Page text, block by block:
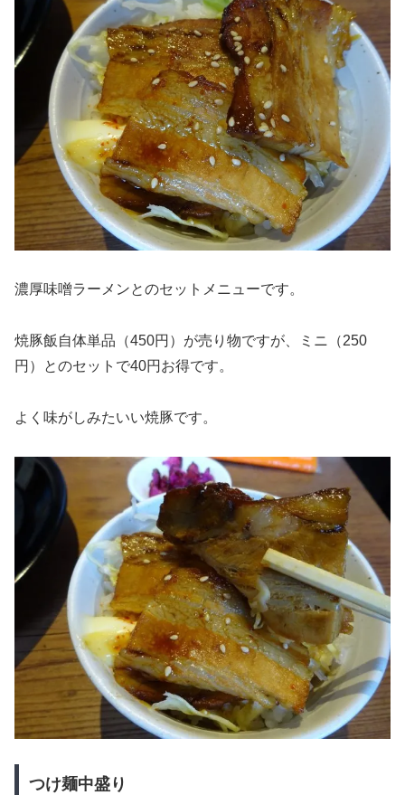
濃厚味噌ラーメンとのセットメニューです。
焼豚飯自体単品（450円）が売り物ですが、ミニ（250
円）とのセットで40円お得です。
よく味がしみたいい焼豚です。
つけ麺中盛り